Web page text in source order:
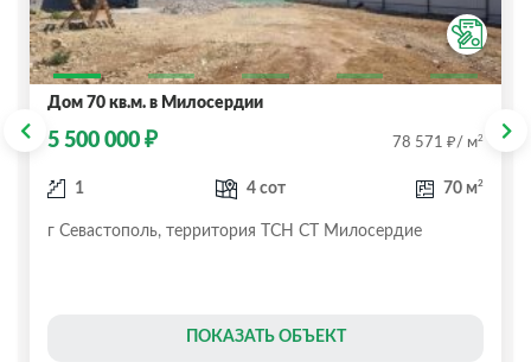
Дом 70 кв.м. в Милосердии
5 500 000 ₽ 78 571 ₽/ м2
1 4 сот 70 м2
г Севастополь, территория ТСН СТ Милосердие
ПОКАЗАТЬ ОБЪЕКТ